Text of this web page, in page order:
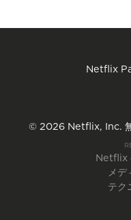
Netflix
© 2026Netflix, Inc.
Netflix
メデ
テク